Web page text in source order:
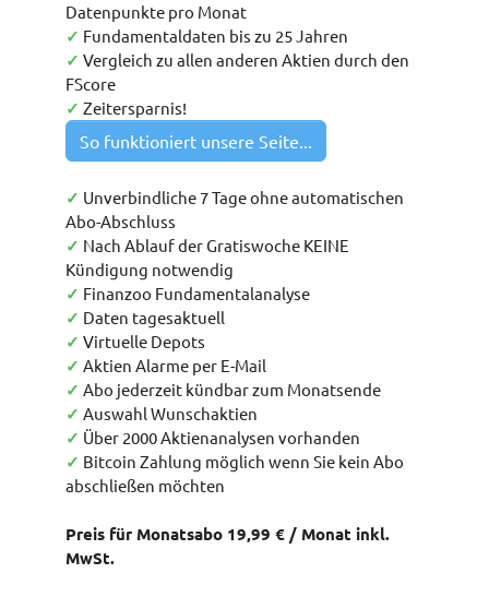
Datenpunkte pro Monat
✓ Fundamentaldaten bis zu 25 Jahren
✓ Vergleich zu allen anderen Aktien durch den
FScore
✓ Zeitersparnis!
So funktioniert unsere Seite...
✓ Unverbindliche 7 Tage ohne automatischen
Abo-Abschluss
✓ Nach Ablauf der Gratiswoche KEINE
Kündigung notwendig
✓ Finanzoo Fundamentalanalyse
✓ Daten tagesaktuell
✓ Virtuelle Depots
✓ Aktien Alarme per E-Mail
✓ Abo jederzeit kündbar zum Monatsende
✓ Auswahl Wunschaktien
✓ Über 2000 Aktienanalysen vorhanden
✓ Bitcoin Zahlung möglich wenn Sie kein Abo
abschließen möchten
Preis für Monatsabo 19,99 € / Monat inkl.
MwSt.